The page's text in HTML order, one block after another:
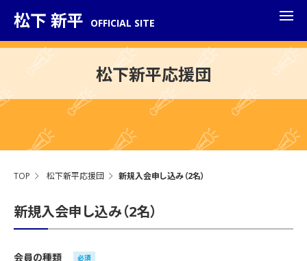
松下 新平 OFFICIAL SITE
松下新平応援団
TOP 松下新平応援団 新規入会申し込み（2名）
新規入会申し込み（2名）
会員の種類 必須